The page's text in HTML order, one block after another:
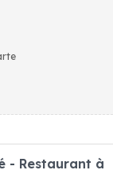
- Restaurant à